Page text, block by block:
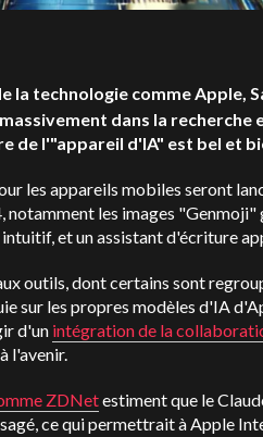
la technologie comme Apple,
dans la recherche
de l'"appareil d'IA" est bel et
les appareils mobiles seront
notamment les images "Genmoji"
et un assistant d'écriture
outils, dont certains sont
sur les propres modèles d'IA
d'un intégration de la
à l'avenir.
ZDNetestiment que le
ce qui permettrait à Apple